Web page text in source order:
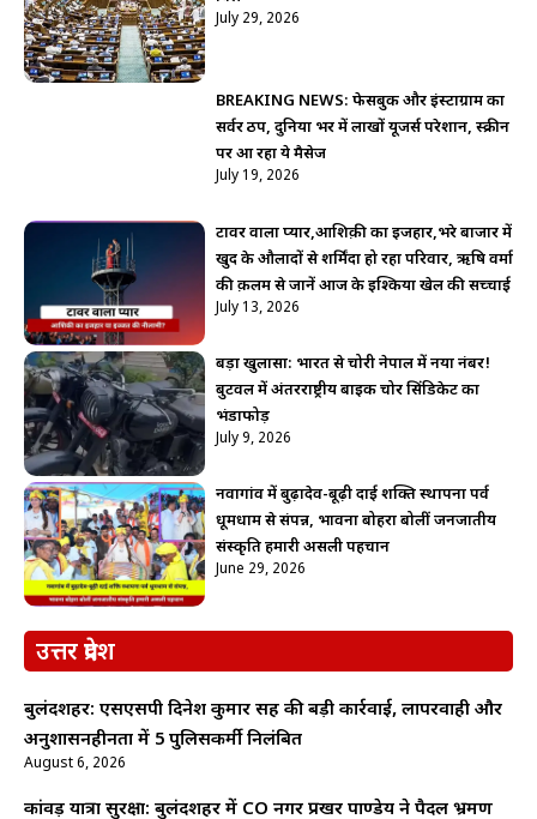
July 29, 2026
BREAKING NEWS: फेसबुक और इंस्टाग्राम का
सर्वर ठप, दुनिया भर में लाखों यूजर्स परेशान, स्क्रीन
पर आ रहा ये मैसेज
July 19, 2026
टावर वाला प्यार,आशिक़ी का इजहार,भरे बाजार में
खुद के औलादों से शर्मिंदा हो रहा परिवार, ऋषि वर्मा
की क़लम से जानें आज के इश्किया खेल की सच्चाई
July 13, 2026
बड़ा खुलासा: भारत से चोरी नेपाल में नया नंबर!
बुटवल में अंतरराष्ट्रीय बाइक चोर सिंडिकेट का
भंडाफोड़
July 9, 2026
नवागांव में बुढ़ादेव-बूढ़ी दाई शक्ति स्थापना पर्व
धूमधाम से संपन्न, भावना बोहरा बोलीं जनजातीय
संस्कृति हमारी असली पहचान
June 29, 2026
उत्तर प्रदेश
बुलंदशहर: एसएसपी दिनेश कुमार सिंह की बड़ी कार्रवाई, लापरवाही और
अनुशासनहीनता में 5 पुलिसकर्मी निलंबित
August 6, 2026
कांवड़ यात्रा सुरक्षा: बुलंदशहर में CO नगर प्रखर पाण्डेय ने पैदल भ्रमण